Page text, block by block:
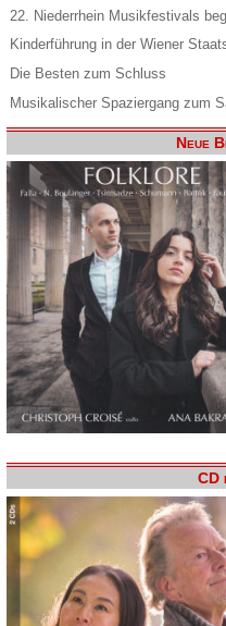
22. Niederrhein Musikfestivals
Kinderführung in der Wiener
Die Besten zum Schluss
Musikalischer Spaziergang zum
Neue
CD